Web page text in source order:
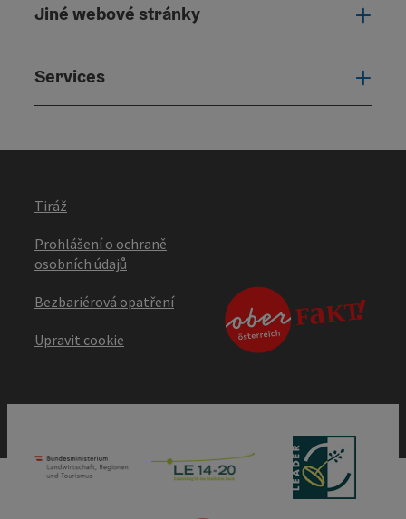
Jiné webové stránky
Services
Tiráž
Prohlášení o ochraně
osobních údajů
Bezbariérová opatření
Upravit cookie